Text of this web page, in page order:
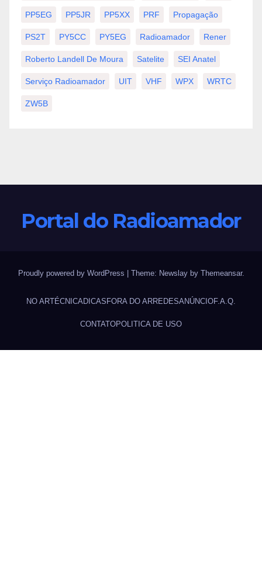
PP5EG PP5JR PP5XX PRF Propagação
PS2T PY5CC PY5EG Radioamador Rener
Roberto Landell De Moura Satelite SEI Anatel
Serviço Radioamador UIT VHF WPX WRTC
ZW5B
Portal do Radioamador
Proudly powered by WordPress | Theme: Newslayby Themeansar.
NO ARTÉCNICADICAS FORA DO ARREDESANÚNCIOF.A.Q.
CONTATOPOLITICA DE USO